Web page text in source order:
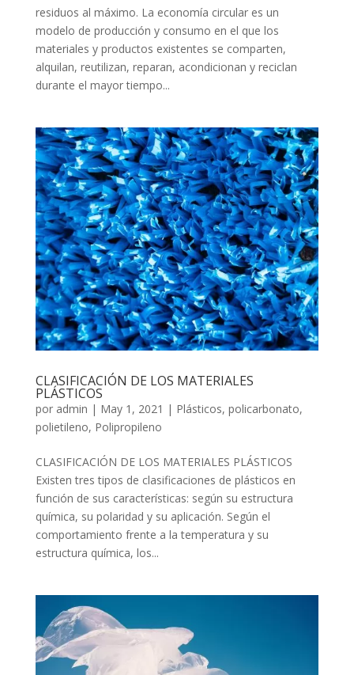
residuos al máximo. La economía circular es un
modelo de producción y consumo en el que los
materiales y productos existentes se comparten,
alquilan, reutilizan, reparan, acondicionan y reciclan
durante el mayor tiempo...
CLASIFICACIÓN DE LOS MATERIALES
PLÁSTICOS
por admin | May 1, 2021 | Plásticos, policarbonato,
polietileno, Polipropileno
CLASIFICACIÓN DE LOS MATERIALES PLÁSTICOS
Existen tres tipos de clasificaciones de plásticos en
función de sus características: según su estructura
química, su polaridad y su aplicación. Según el
comportamiento frente a la temperatura y su
estructura química, los...